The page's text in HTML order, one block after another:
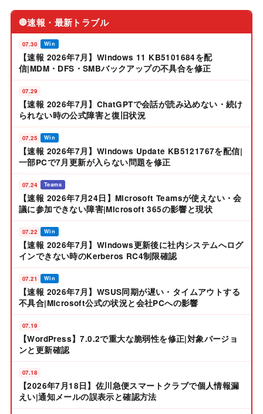
🔴速報・最新トラブル
07.30 Win
【速報 2026年7月】Windows 11 KB5101684を配
信|MDM・DFS・SMBバックアップの不具合を修正
07.29
【速報 2026年7月】ChatGPTで会話が読み込めない・続け
られない時の公式障害と復旧状況
07.25 Win
【速報 2026年7月】Windows Update KB5121767を配信|
一部PCで7月更新が入らない問題を修正
07.24 Teams
【速報 2026年7月24日】Microsoft Teamsが使えない・会
議に参加できない障害|Microsoft 365の影響と現状
07.22 Win
【速報 2026年7月】Windows更新後に社内システムへログ
インできない時のKerberos RC4制限確認
07.21 Win
【速報 2026年7月】WSUS同期が遅い・タイムアウトする
不具合|Microsoft公式の状況と会社PCへの影響
07.19
【WordPress】7.0.2で重大な脆弱性を修正|対象バージョ
ンと更新確認
07.18
【2026年7月18日】佐川急便スマートクラブで個人情報漏
えい|通知メールの誤表示と確認方法